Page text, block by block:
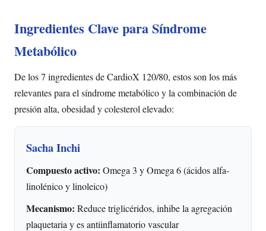
Ingredientes Clave para Síndrome
Metabólico
De los 7 ingredientes de CardioX 120/80, estos son los más
relevantes para el síndrome metabólico y la combinación de
presión alta, obesidad y colesterol elevado:
Sacha Inchi
Compuesto activo: Omega 3 y Omega 6 (ácidos alfa-
linolénico y linoleico)
Mecanismo: Reduce triglicéridos, inhibe la agregación
plaquetaria y es antiinflamatorio vascular